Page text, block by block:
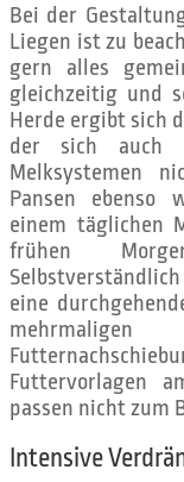
Bei der
Liegen ist zu
gern alles
gleichzeitig und
Herde ergibt sich
der sich auch
Melksystemen
Pansen ebenso
einem täglichen
frühen
eine
Futtervorlagen
passen nicht zum
Intensive